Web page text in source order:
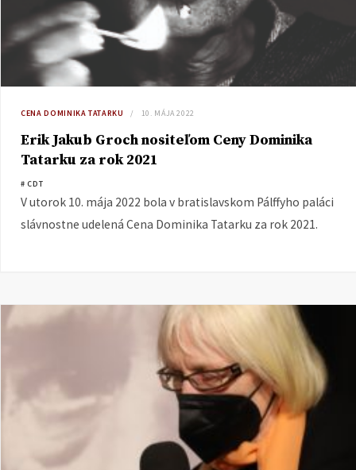
CENA DOMINIKA TATARKU 10. MÁJA 2022
Erik Jakub Groch nositeľom Ceny Dominika
Tatarku za rok 2021
# CDT
V utorok 10. mája 2022 bola v bratislavskom Pálffyho paláci
slávnostne udelená Cena Dominika Tatarku za rok 2021.